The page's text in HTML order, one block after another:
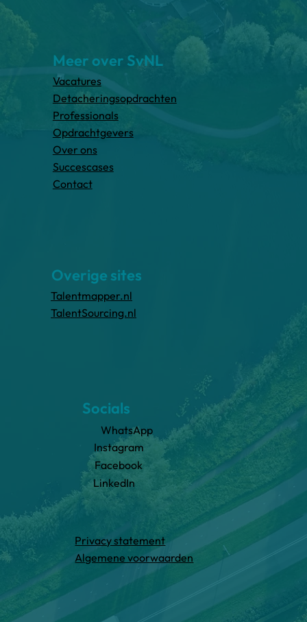
Meer over SvNL
Vacatures
Detacheringsopdrachten
Professionals
Opdrachtgevers
Over ons
Succescases
Contact
Overige sites
Talentmapper.nl
TalentSourcing.nl
Socials
WhatsApp
Instagram
Facebook
LinkedIn
Privacy statement
Algemene voorwaarden